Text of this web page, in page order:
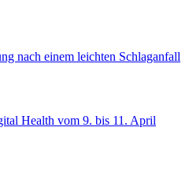
nach einem leichten Schlaganfall
Health vom 9. bis 11. April